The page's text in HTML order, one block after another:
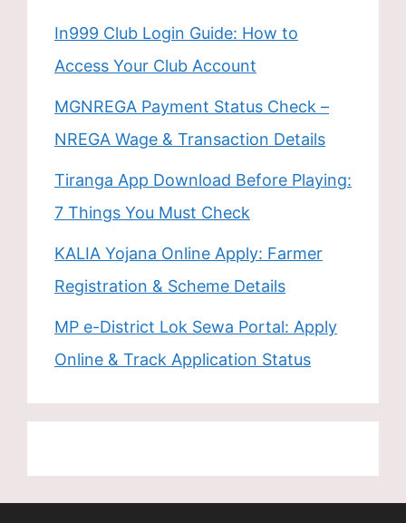
In999 Club Login Guide: How to
Access Your Club Account
MGNREGA Payment Status Check –
NREGA Wage & Transaction Details
Tiranga App Download Before Playing:
7 Things You Must Check
KALIA Yojana Online Apply: Farmer
Registration & Scheme Details
MP e-District Lok Sewa Portal: Apply
Online & Track Application Status